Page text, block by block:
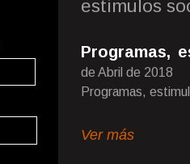
estimulos
Programas,
de Abril de 2018
Programas,
Ver más